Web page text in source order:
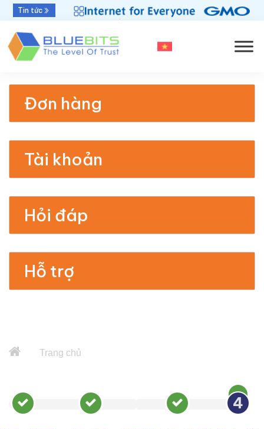
Tin tức
Bluebits được GlobalSign vinh danh “Top Sales
2025” khu vực APAC
Đơn hàng
Tài khoản
Hỏi đáp
Hỗ trợ
Trang chủ
4